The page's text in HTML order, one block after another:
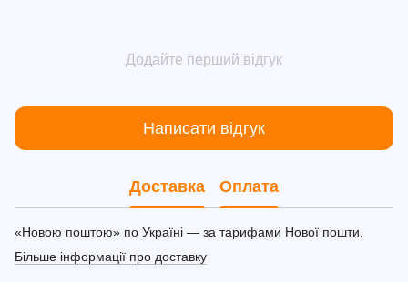
Додайте перший відгук
Написати відгук
Доставка Оплата
«Новою поштою» по Україні — за тарифами Нової пошти.
Більше інформації про доставку